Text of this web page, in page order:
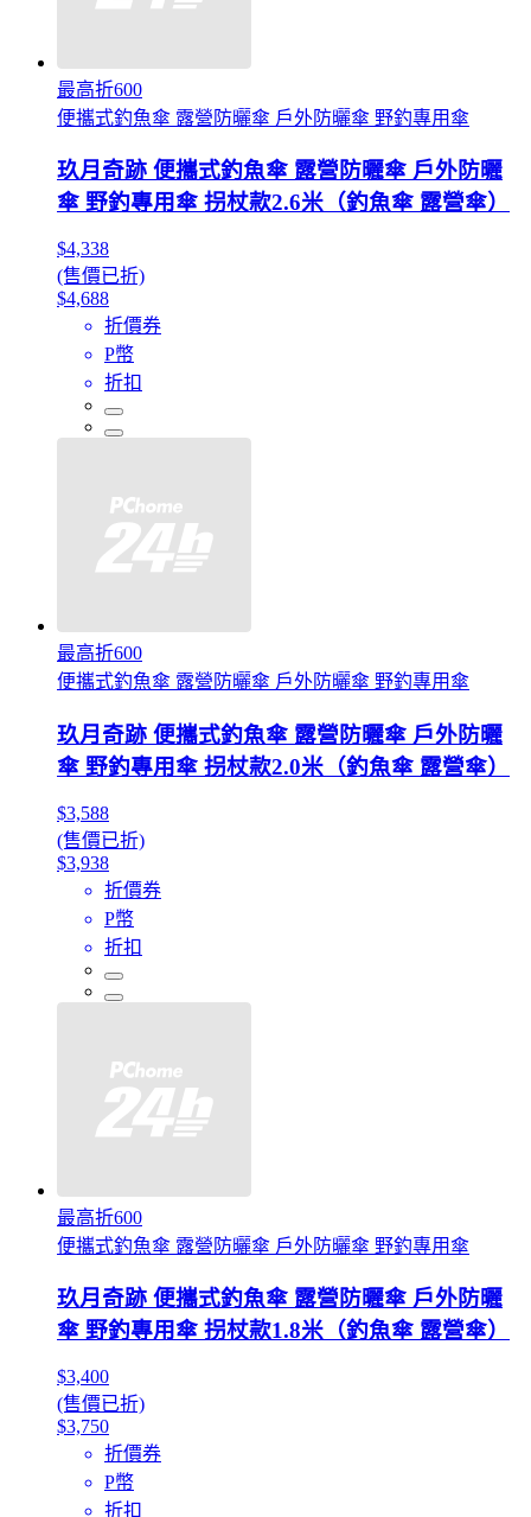
最高折600
便攜式釣魚傘 露營防曬傘 戶外防曬傘 野釣專用傘
玖月奇跡 便攜式釣魚傘 露營防曬傘 戶外防曬
傘 野釣專用傘 拐杖款2.6米（釣魚傘 露營傘）
$4,338
(售價已折)
$4,688
折價券
P幣
折扣
最高折600
便攜式釣魚傘 露營防曬傘 戶外防曬傘 野釣專用傘
玖月奇跡 便攜式釣魚傘 露營防曬傘 戶外防曬
傘 野釣專用傘 拐杖款2.0米（釣魚傘 露營傘）
$3,588
(售價已折)
$3,938
折價券
P幣
折扣
最高折600
便攜式釣魚傘 露營防曬傘 戶外防曬傘 野釣專用傘
玖月奇跡 便攜式釣魚傘 露營防曬傘 戶外防曬
傘 野釣專用傘 拐杖款1.8米（釣魚傘 露營傘）
$3,400
(售價已折)
$3,750
折價券
P幣
折扣